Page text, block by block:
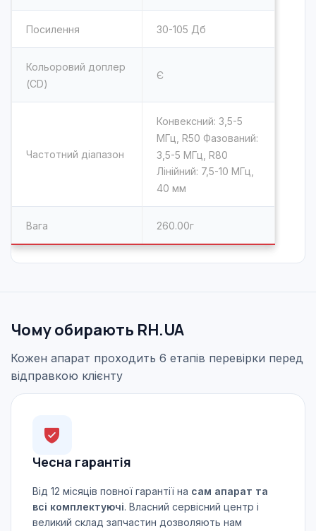
Посилення 30-105 Дб
Кольоровий доплер
(CD)
Є
Частотний діапазон
Конвексний: 3,5-5
МГц, R50 Фазований:
3,5-5 МГц, R80
Лінійний: 7,5-10 МГц,
40 мм
Вага 260.00г
Чому обирають RH.UA
Кожен апарат проходить 6 етапів перевірки перед
відправкою клієнту
Чесна гарантія
Від 12 місяців повної гарантії на сам апарат та
всі комплектуючі. Власний сервісний центр і
великий склад запчастин дозволяють нам